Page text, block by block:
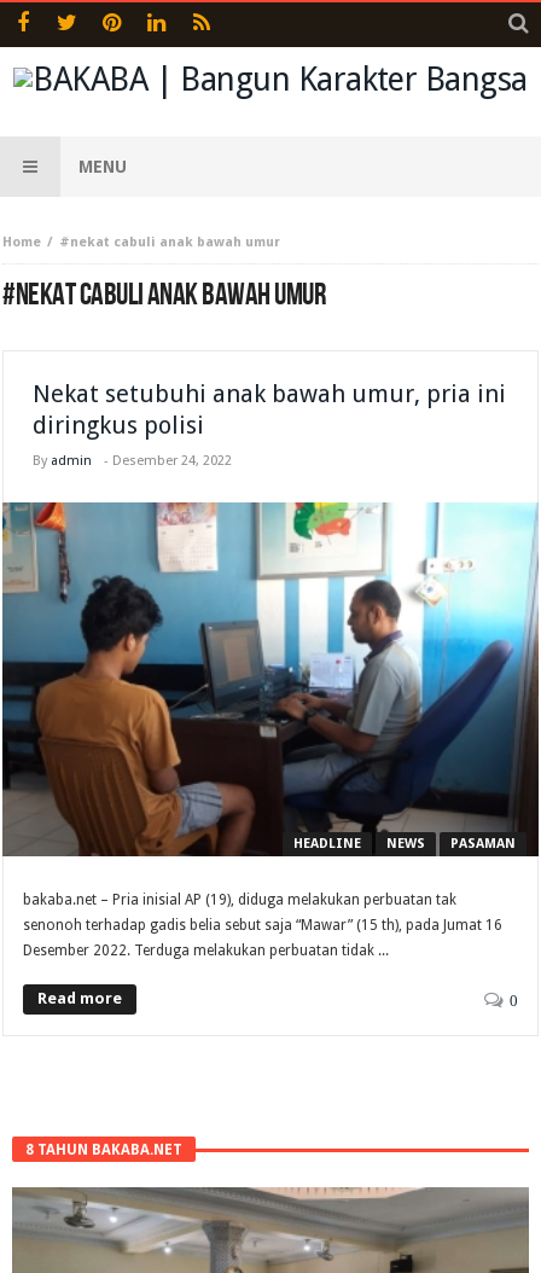
MENU
Home #nekat cabuli anak bawah umur
#NEKAT CABULI ANAK BAWAH UMUR
Nekat setubuhi anak bawah umur, pria ini
diringkus polisi
By admin - Desember 24, 2022
HEADLINE NEWS PASAMAN
bakaba.net – Pria inisial AP (19), diduga melakukan perbuatan tak
senonoh terhadap gadis belia sebut saja “Mawar” (15 th), pada Jumat 16
Desember 2022. Terduga melakukan perbuatan tidak ...
Read more 0
8 TAHUN BAKABA.NET